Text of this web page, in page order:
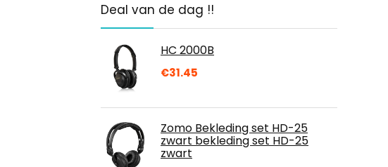
Deal van de dag !!
HC 2000B
€31.45
Zomo Bekleding set HD-25
zwart bekleding set HD-25
zwart